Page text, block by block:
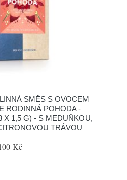
SMĚS S OVOCEM
RODINNÁ POHODA -
X 1,5 G) - S MEDUŇKOU,
TRÁVOU
Kč